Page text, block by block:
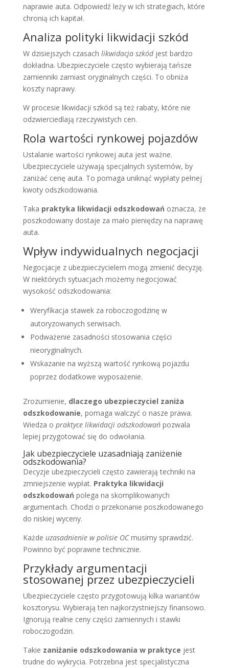
naprawie auta. Odpowiedź leży w ich strategiach, które
chronią ich kapitał.
Analiza polityki likwidacji szkód
W dzisiejszych czasach likwidacja szkódjest bardzo
dokładna. Ubezpieczyciele często wybierają tańsze
zamienniki zamiast oryginalnych części. To obniża
koszty naprawy.
W procesie likwidacji szkód są też rabaty, które nie
odzwierciedlają rzeczywistych cen.
Rola wartości rynkowej pojazdów
Ustalanie wartości rynkowej auta jest ważne.
Ubezpieczyciele używają specjalnych systemów, by
zaniżać cenę auta. To pomaga uniknąć wypłaty pełnej
kwoty odszkodowania.
Taka praktyka likwidacji odszkodowańoznacza, że
poszkodowany dostaje za mało pieniędzy na naprawę
auta.
Wpływ indywidualnych negocjacji
Negocjacje z ubezpieczycielem mogą zmienić decyzję.
W niektórych sytuacjach możemy negocjować
wysokość odszkodowania:
Weryfikacja stawek za roboczogodzinę w
autoryzowanych serwisach.
Podważenie zasadności stosowania części
nieoryginalnych.
Wskazanie na wyższą wartość rynkową pojazdu
poprzez dodatkowe wyposażenie.
Zrozumienie, dlaczego ubezpieczyciel zaniża
odszkodowanie, pomaga walczyć o nasze prawa.
Wiedza o praktyce likwidacji odszkodowańpozwala
lepiej przygotować się do odwołania.
Jak ubezpieczyciele uzasadniają zaniżenie
odszkodowania?
Decyzje ubezpieczycieli często zawierają techniki na
zmniejszenie wypłat. Praktyka likwidacji
odszkodowańpolega na skomplikowanych
argumentach. Chodzi o przekonanie poszkodowanego
do niskiej wyceny.
Każde uzasadnienie w polisie OCmusimy sprawdzić.
Powinno być poprawne technicznie.
Przykłady argumentacji
stosowanej przez ubezpieczycieli
Ubezpieczyciele często przygotowują kilka wariantów
kosztorysu. Wybierają ten najkorzystniejszy finansowo.
Ignorują realne ceny części zamiennych i stawki
roboczogodzin.
Takie zaniżanie odszkodowania w praktyce jest
trudne do wykrycia. Potrzebna jest specjalistyczna